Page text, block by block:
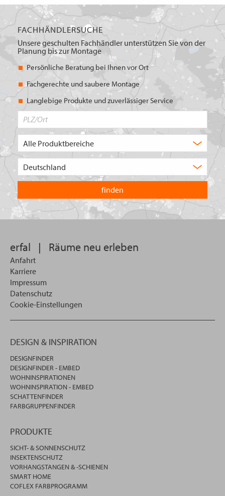
FACHHÄNDLERSUCHE
Unsere geschulten Fachhändler unterstützen Sie von der
Planung bis zur Montage
Persönliche Beratung bei Ihnen vor Ort
Fachgerechte und saubere Montage
Langlebige Produkte und zuverlässiger Service
in
welchem
Land
Sie
suchen
erfal | Räume neu erleben
Anfahrt
Karriere
Impressum
Datenschutz
Cookie-Einstellungen
DESIGN & INSPIRATION
DESIGNFINDER
DESIGNFINDER - EMBED
WOHNINSPIRATIONEN
WOHNINSPIRATION - EMBED
SCHATTENFINDER
FARBGRUPPENFINDER
PRODUKTE
SICHT- & SONNENSCHUTZ
INSEKTENSCHUTZ
VORHANGSTANGEN & -SCHIENEN
SMART HOME
COFLEX FARBPROGRAMM